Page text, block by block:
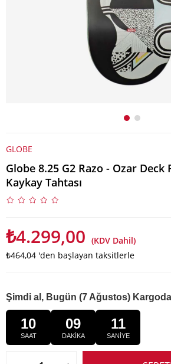
GLOBE
Globe 8.25 G2 Razo - Ozar Deck
Kaykay Tahtası
₺4.299,00 (KDV Dahil)
₺464,04 'den başlayan taksitlerle
Şimdi al, Bugün (7 Ağustos)
10
SAAT
09
DAKİKA
11
SANİYE